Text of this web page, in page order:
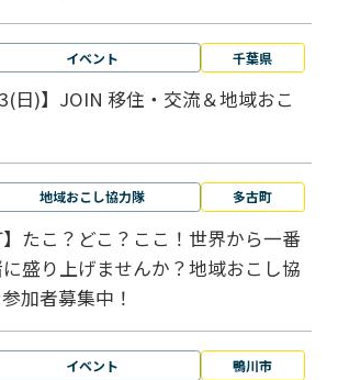
イベント 千葉県
日)】JOIN 移住・交流＆地域おこ
地域おこし協力隊 多古町
】たこ？どこ？ここ！世界から一番
盛り上げませんか？地域おこし協
加者募集中！
イベント 鴨川市